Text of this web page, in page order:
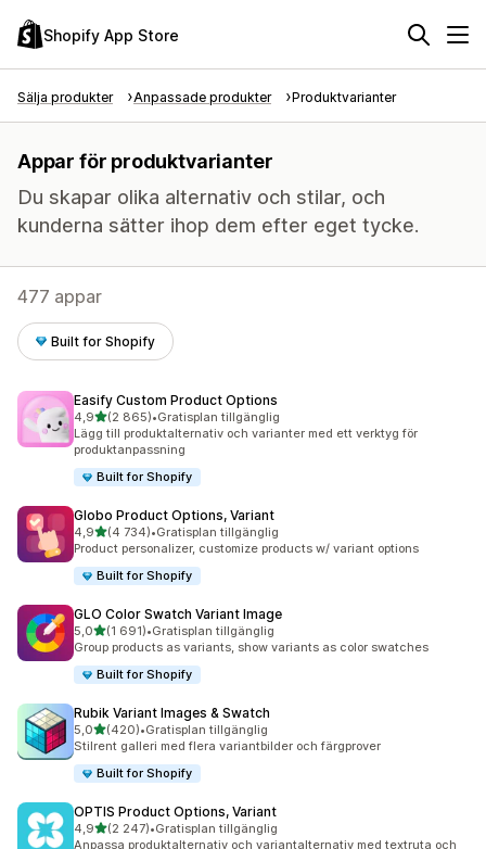
Shopify App Store
Sälja produkter Anpassade produkter Produktvarianter
Appar för produktvarianter
Du skapar olika alternativ och stilar, och
kunderna sätter ihop dem efter eget tycke.
477 appar
Built for Shopify
Easify Custom Product Options
4,9av 5 stjärnor
(2 865)
2865 recensioner totalt
•Gratisplan tillgänglig
Lägg till produktalternativ och varianter med ett verktyg för
produktanpassning
Built for Shopify
Globo Product Options, Variant
4,9av 5 stjärnor
(4 734)
4734 recensioner totalt
•Gratisplan tillgänglig
Product personalizer, customize products w/ variant options
Built for Shopify
GLO Color Swatch Variant Image
5,0av 5 stjärnor
(1 691)
1691 recensioner totalt
•Gratisplan tillgänglig
Group products as variants, show variants as color swatches
Built for Shopify
Rubik Variant Images & Swatch
5,0av 5 stjärnor
(420)
420 recensioner totalt
•Gratisplan tillgänglig
Stilrent galleri med flera variantbilder och färgprover
Built for Shopify
OPTIS Product Options, Variant
4,9av 5 stjärnor
(2 247)
2247 recensioner totalt
•Gratisplan tillgänglig
Anpassa produktalternativ och variantalternativ med textruta och